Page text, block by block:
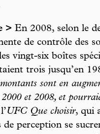
> En 2008, selon le
de contrôle des
vingt-six boîtes
trois jusqu’en
montants sont en
2000 et 2008, et
UFC Que choisir, qui
de perception se